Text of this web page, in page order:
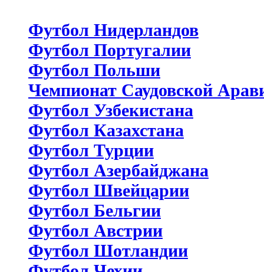
Футбол Нидерландов
Футбол Португалии
Футбол Польши
Чемпионат Саудовской
Футбол Узбекистана
Футбол Казахстана
Футбол Турции
Футбол Азербайджана
Футбол Швейцарии
Футбол Бельгии
Футбол Австрии
Футбол Шотландии